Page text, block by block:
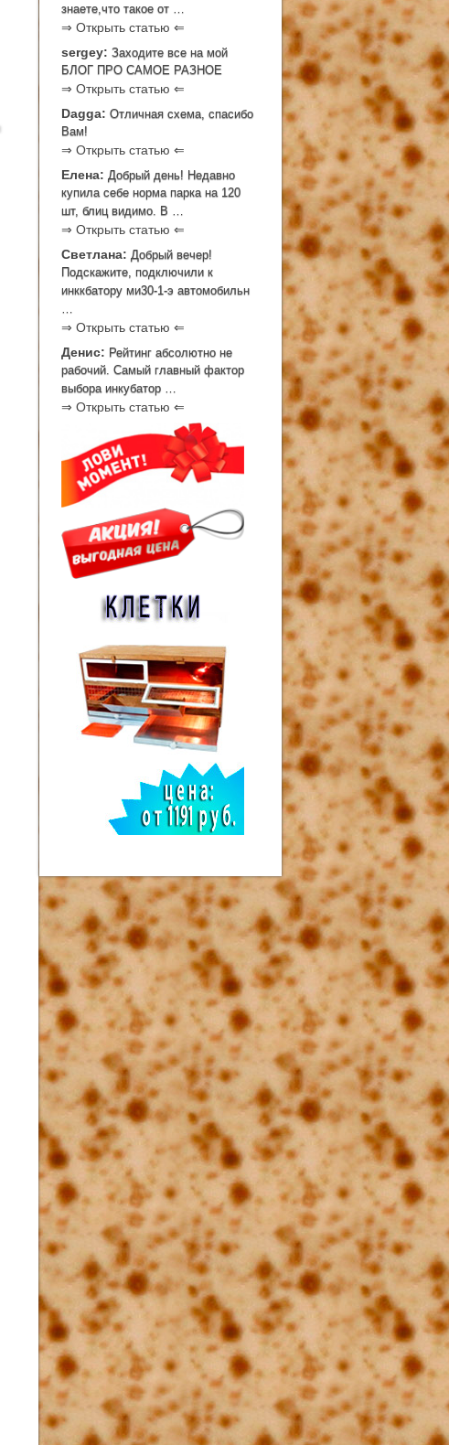
знаете,что такое от …
⇒ Открыть статью ⇐
sergey: Заходите все на мой
БЛОГ ПРО САМОЕ РАЗНОЕ
⇒ Открыть статью ⇐
Dagga: Отличная схема, спасибо
Вам!
⇒ Открыть статью ⇐
Елена: Добрый день! Недавно
купила себе норма парка на 120
шт, блиц видимо. В …
⇒ Открыть статью ⇐
Светлана: Добрый вечер!
Подскажите, подключили к
инккбатору ми30-1-э автомобильн
…
⇒ Открыть статью ⇐
Денис: Рейтинг абсолютно не
рабочий. Самый главный фактор
выбора инкубатор …
⇒ Открыть статью ⇐